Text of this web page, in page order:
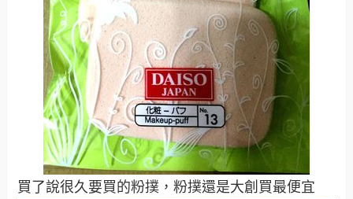
大創購物網站真的賣好多清潔用品阿！真的很好買